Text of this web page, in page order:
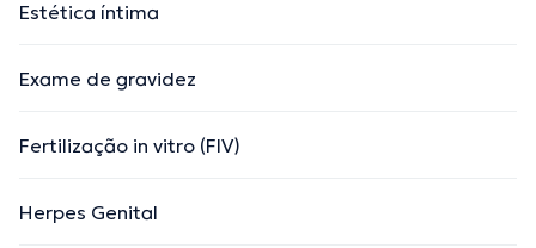
Estética íntima
Exame de gravidez
Fertilização in vitro (FIV)
Herpes Genital